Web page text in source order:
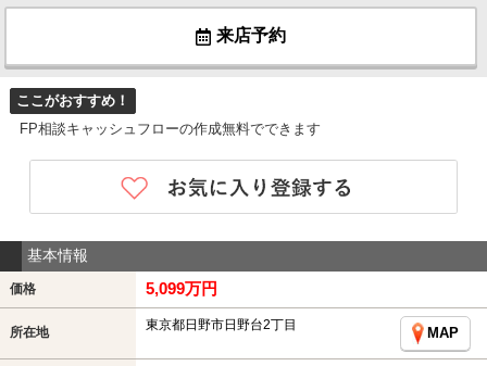
来店予約
ここがおすすめ！
FP相談キャッシュフローの作成無料でできます
基本情報
価格 5,099万円
所在地 東京都日野市日野台2丁目
MAP